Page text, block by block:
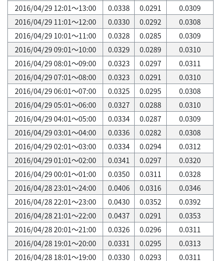
2016/04/29 12:01～13:00
0.0338 0.0291
0.0309
2016/04/29 11:01～12:00
0.0330 0.0292
0.0308
2016/04/29 10:01～11:00
0.0328 0.0285
0.0309
2016/04/29 09:01～10:00
0.0329 0.0289
0.0310
2016/04/29 08:01～09:00
0.0323 0.0297
0.0311
2016/04/29 07:01～08:00
0.0323 0.0291
0.0310
2016/04/29 06:01～07:00
0.0325 0.0295
0.0308
2016/04/29 05:01～06:00
0.0327 0.0288
0.0310
2016/04/29 04:01～05:00
0.0334 0.0287
0.0309
2016/04/29 03:01～04:00
0.0336 0.0282
0.0308
2016/04/29 02:01～03:00
0.0334 0.0294
0.0312
2016/04/29 01:01～02:00
0.0341 0.0297
0.0320
2016/04/29 00:01～01:00
0.0350 0.0311
0.0328
2016/04/28 23:01～24:00
0.0406 0.0316
0.0346
2016/04/28 22:01～23:00
0.0430 0.0352
0.0392
2016/04/28 21:01～22:00
0.0437 0.0291
0.0353
2016/04/28 20:01～21:00
0.0326 0.0296
0.0311
2016/04/28 19:01～20:00
0.0331 0.0295
0.0313
2016/04/28 18:01～19:00
0.0330 0.0293 0.0311